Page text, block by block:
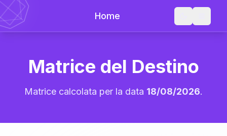
Home
Matrice del Destino
Matrice calcolata per la data 18/08/2026.